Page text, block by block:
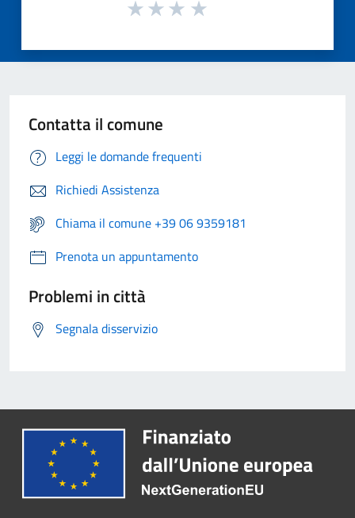
Contatta il comune
Leggi le domande frequenti
Richiedi Assistenza
Chiama il comune +39 06 9359181
Prenota un appuntamento
Problemi in città
Segnala disservizio